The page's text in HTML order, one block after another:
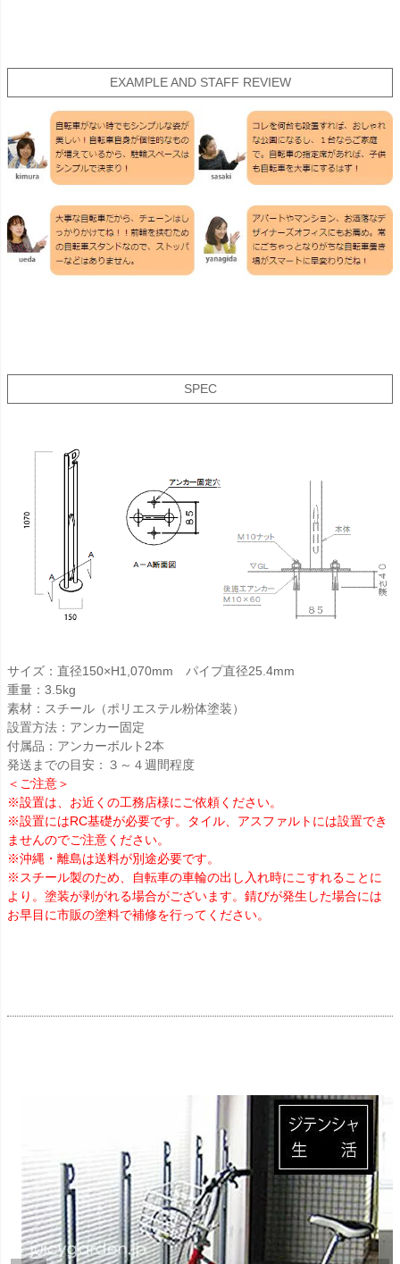
EXAMPLE AND STAFF REVIEW
SPEC
サイズ：直径150×H1,070mm パイプ直径25.4mm
重量：3.5kg
素材：スチール（ポリエステル粉体塗装）
設置方法：アンカー固定
付属品：アンカーボルト2本
発送までの目安：３～４週間程度
＜ご注意＞
※設置は、お近くの工務店様にご依頼ください。
※設置にはRC基礎が必要です。タイル、アスファルトには設置でき
ませんのでご注意ください。
※沖縄・離島は送料が別途必要です。
※スチール製のため、自転車の車輪の出し入れ時にこすれることに
より。塗装が剥がれる場合がございます。錆びが発生した場合には
お早目に市販の塗料で補修を行ってください。